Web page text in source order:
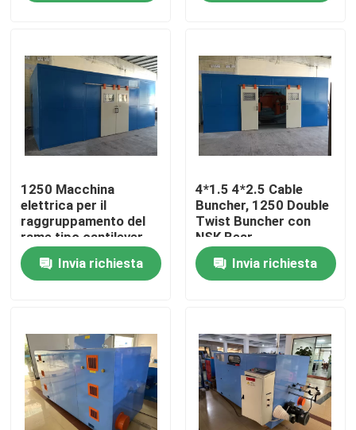
Video
Controllo della qualità
Contattaci
Macchine per estrusore di cavi
Macchine per estrusore di filo
1250 Macchina
elettrica per il
raggruppamento del
rame tipo cantilever
Cable Single Twist
Bunching Machine
Invia richiesta
4*1.5 4*2.5 Cable
Buncher, 1250 Double
Twist Buncher con
NSK Bear
Invia richiesta